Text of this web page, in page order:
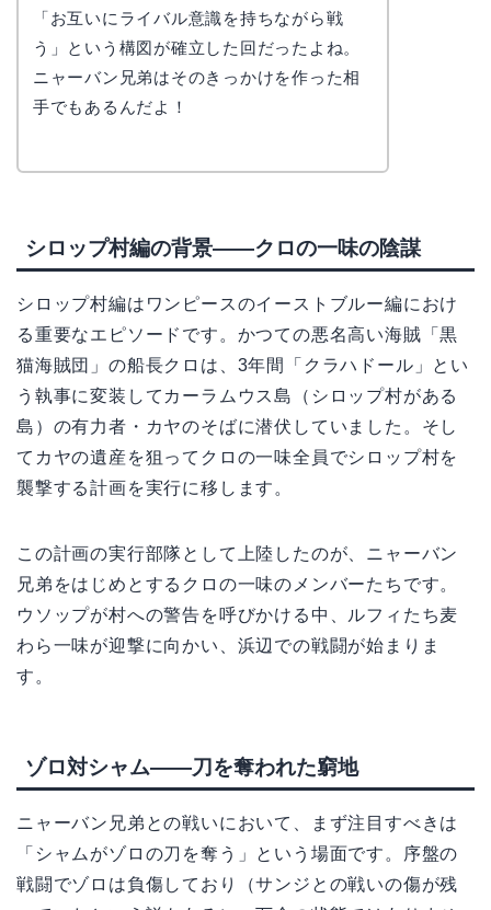
「お互いにライバル意識を持ちながら戦
う」という構図が確立した回だったよね。
ニャーバン兄弟はそのきっかけを作った相
手でもあるんだよ！
シロップ村編の背景——クロの一味の陰謀
シロップ村編はワンピースのイーストブルー編におけ
る重要なエピソードです。かつての悪名高い海賊「黒
猫海賊団」の船長クロは、3年間「クラハドール」とい
う執事に変装してカーラムウス島（シロップ村がある
島）の有力者・カヤのそばに潜伏していました。そし
てカヤの遺産を狙ってクロの一味全員でシロップ村を
襲撃する計画を実行に移します。
この計画の実行部隊として上陸したのが、ニャーバン
兄弟をはじめとするクロの一味のメンバーたちです。
ウソップが村への警告を呼びかける中、ルフィたち麦
わら一味が迎撃に向かい、浜辺での戦闘が始まりま
す。
ゾロ対シャム——刀を奪われた窮地
ニャーバン兄弟との戦いにおいて、まず注目すべきは
「シャムがゾロの刀を奪う」という場面です。序盤の
戦闘でゾロは負傷しており（サンジとの戦いの傷が残